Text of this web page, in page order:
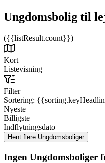
Ungdomsbolig til
({{listResult.count}})
Kort
Listevisning
Filter
Sortering:
Nyeste
Billigste
Indflytningsdato
Ingen Ungdomsboliger